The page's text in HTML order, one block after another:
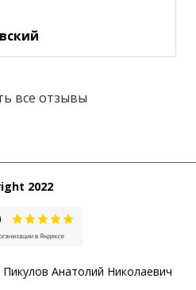
все отзывы
2022
Анатолий Николаевич